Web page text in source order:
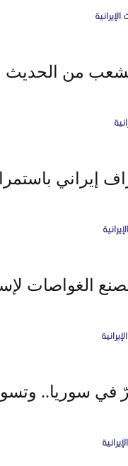
من الحديث عن
إيراني
إيران تصنع
سوريا..